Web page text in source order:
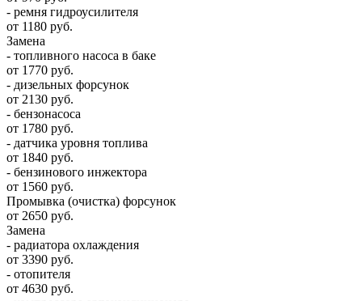
- ремня гидроусилителя
от 1180 руб.
Замена
- топливного насоса в баке
от 1770 руб.
- дизельных форсунок
от 2130 руб.
- бензонасоса
от 1780 руб.
- датчика уровня топлива
от 1840 руб.
- бензинового инжектора
от 1560 руб.
Промывка (очистка) форсунок
от 2650 руб.
Замена
- радиатора охлаждения
от 3390 руб.
- отопителя
от 4630 руб.